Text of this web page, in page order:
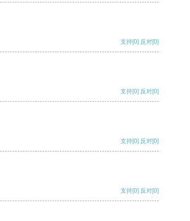
支持[0] 反对[0]
支持[0] 反对[0]
支持[0] 反对[0]
支持[0] 反对[0]